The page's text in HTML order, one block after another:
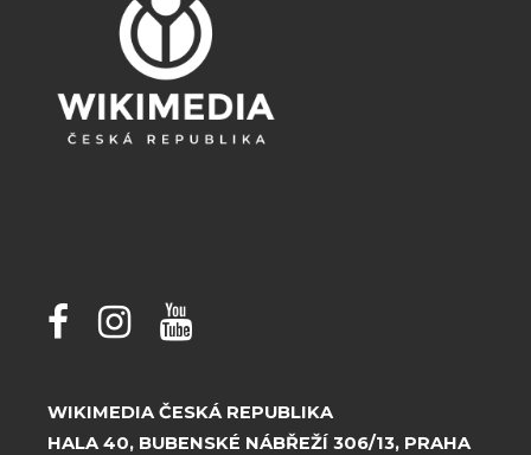
WIKIMEDIA ČESKÁ REPUBLIKA
HALA 40, BUBENSKÉ NÁBŘEŽÍ 306/13, PRAHA